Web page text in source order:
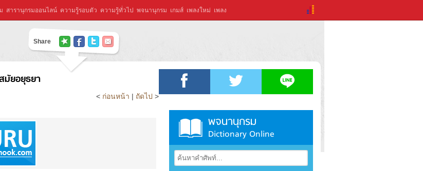
สารานุกรมออนไลน์ ความรู้รอบตัว ความรู้ทั่วไป พจนานุกรม เกมส์ เพลงใหม่ เพลง
Share
มัยอยุธยา
< ก่อนหน้า | ถัดไป >
พจนานุกรม
Dictionary Online